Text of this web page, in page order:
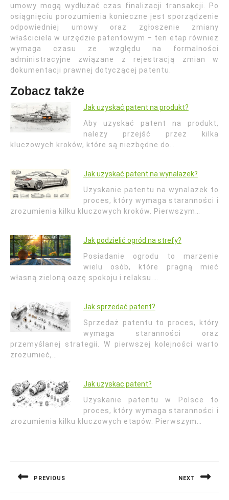
umowy mogą wydłużać czas finalizacji transakcji. Po
osiągnięciu porozumienia konieczne jest sporządzenie
odpowiedniej umowy oraz zgłoszenie zmiany
właściciela w urzędzie patentowym – ten etap również
wymaga czasu ze względu na formalności
administracyjne związane z rejestracją zmian w
dokumentacji prawnej dotyczącej patentu.
Zobacz także
Jak uzyskać patent na produkt?
Aby uzyskać patent na produkt,
należy przejść przez kilka
kluczowych kroków, które są niezbędne do…
Jak uzyskać patent na wynalazek?
Uzyskanie patentu na wynalazek to
proces, który wymaga staranności i
zrozumienia kilku kluczowych kroków. Pierwszym…
Jak podzielić ogród na strefy?
Posiadanie ogrodu to marzenie
wielu osób, które pragną mieć
własną zieloną oazę spokoju i relaksu.…
Jak sprzedać patent?
Sprzedaż patentu to proces, który
wymaga staranności oraz
przemyślanej strategii. W pierwszej kolejności warto
zrozumieć,…
Jak uzyskac patent?
Uzyskanie patentu w Polsce to
proces, który wymaga staranności i
zrozumienia kilku kluczowych etapów. Pierwszym…
PREVIOUS NEXT